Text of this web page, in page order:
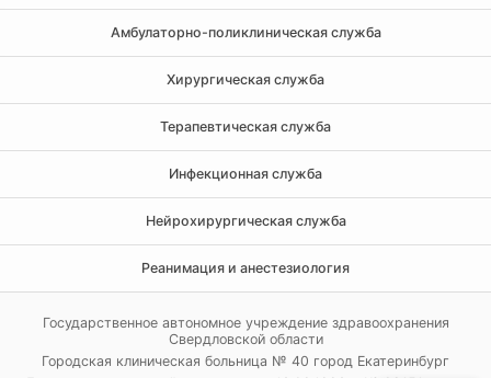
Амбулаторно-поликлиническая служба
Хирургическая служба
Терапевтическая служба
Инфекционная служба
Нейрохирургическая служба
Реанимация и анестезиология
Государственное автономное учреждение здравоохранения
Свердловской области
Городская клиническая больница № 40 город Екатеринбург